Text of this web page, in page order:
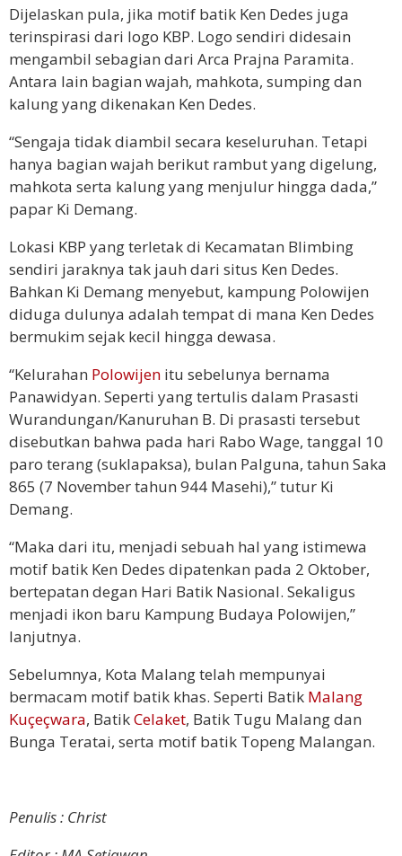
Dijelaskan pula, jika motif batik Ken Dedes juga
terinspirasi dari logo KBP. Logo sendiri didesain
mengambil sebagian dari Arca Prajna Paramita.
Antara lain bagian wajah, mahkota, sumping dan
kalung yang dikenakan Ken Dedes.
“Sengaja tidak diambil secara keseluruhan. Tetapi
hanya bagian wajah berikut rambut yang digelung,
mahkota serta kalung yang menjulur hingga dada,”
papar Ki Demang.
Lokasi KBP yang terletak di Kecamatan Blimbing
sendiri jaraknya tak jauh dari situs Ken Dedes.
Bahkan Ki Demang menyebut, kampung Polowijen
diduga dulunya adalah tempat di mana Ken Dedes
bermukim sejak kecil hingga dewasa.
“Kelurahan Polowijen itu sebelunya bernama
Panawidyan. Seperti yang tertulis dalam Prasasti
Wurandungan/Kanuruhan B. Di prasasti tersebut
disebutkan bahwa pada hari Rabo Wage, tanggal 10
paro terang (suklapaksa), bulan Palguna, tahun Saka
865 (7 November tahun 944 Masehi),” tutur Ki
Demang.
“Maka dari itu, menjadi sebuah hal yang istimewa
motif batik Ken Dedes dipatenkan pada 2 Oktober,
bertepatan degan Hari Batik Nasional. Sekaligus
menjadi ikon baru Kampung Budaya Polowijen,”
lanjutnya.
Sebelumnya, Kota Malang telah mempunyai
bermacam motif batik khas. Seperti Batik Malang
Kuçeçwara, BatikCelaket, Batik Tugu Malang dan
Bunga Teratai, serta motif batik Topeng Malangan.
Penulis : Christ